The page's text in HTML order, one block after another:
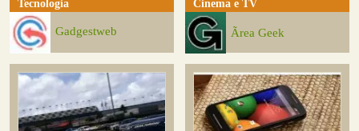
Tecnologia
Gadgestweb
Cinema e TV
Ãrea Geek